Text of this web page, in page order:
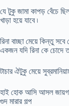
যে টুকু জামা কাপড় বেঁচে
খাড়া হয়ে যাবে ৷
রিনা বাচ্ছা মেয়ে কিন্তু
একজন যদি রিনা কে চোদে
টাচার ঐটুকু মেয়ে
হাই হোক আসি আসল জায়গায়
গুদ মারার গল্প